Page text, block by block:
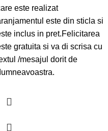
este realizat
este din sticla si
inclus in pret.Felicitarea
gratuita si va di scrisa cu
/mesajul dorit de